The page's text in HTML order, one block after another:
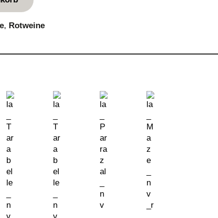
, Rotweine